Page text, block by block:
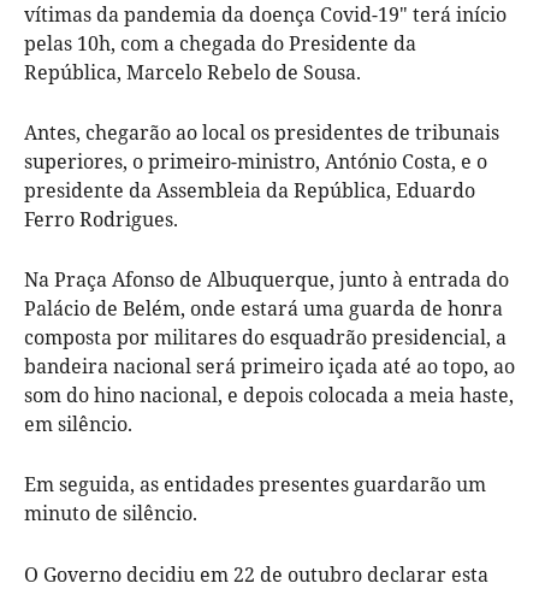
vítimas da pandemia da doença Covid-19" terá início
pelas 10h, com a chegada do Presidente da
República, Marcelo Rebelo de Sousa.
Antes, chegarão ao local os presidentes de tribunais
superiores, o primeiro-ministro, António Costa, e o
presidente da Assembleia da República, Eduardo
Ferro Rodrigues.
Na Praça Afonso de Albuquerque, junto à entrada do
Palácio de Belém, onde estará uma guarda de honra
composta por militares do esquadrão presidencial, a
bandeira nacional será primeiro içada até ao topo, ao
som do hino nacional, e depois colocada a meia haste,
em silêncio.
Em seguida, as entidades presentes guardarão um
minuto de silêncio.
O Governo decidiu em 22 de outubro declarar esta